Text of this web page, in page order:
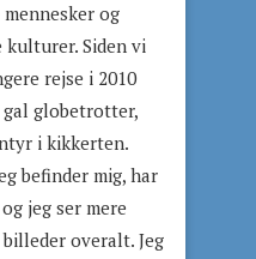
mennesker og
Siden vi
rejse i 2010
globetrotter,
i kikkerten.
befinder mig, har
jeg ser mere
overalt. Jeg